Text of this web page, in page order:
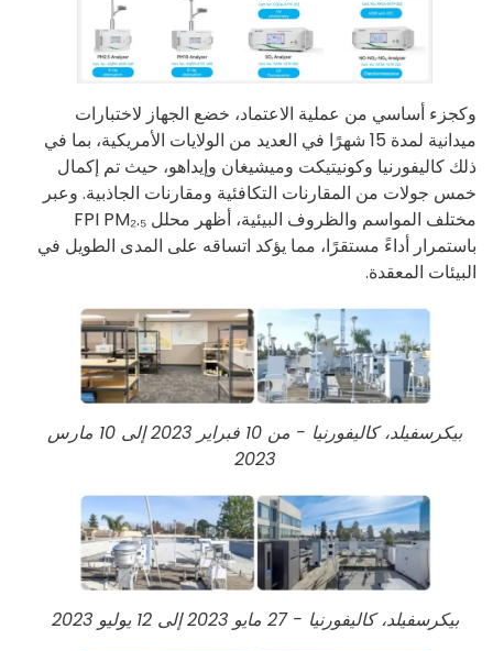
وكجزء أساسي من عملية الاعتماد، خضع الجهاز لاختبارات
ميدانية لمدة 15 شهرًا في العديد من الولايات الأمريكية، بما في
ذلك كاليفورنيا وكونيتيكت وميشيغان وإيداهو، حيث تم إكمال
خمس جولات من المقارنات التكافئية ومقارنات الجاذبية. وعبر
مختلف المواسم والظروف البيئية، أظهر محلل FPI PM₂.₅
باستمرار أداءً مستقرًا، مما يؤكد اتساقه على المدى الطويل في
البيئات المعقدة.
بيكرسفيلد، كاليفورنيا - من 10 فبراير 2023 إلى 10 مارس
2023
بيكرسفيلد، كاليفورنيا - 27 مايو 2023 إلى 12 يوليو 2023